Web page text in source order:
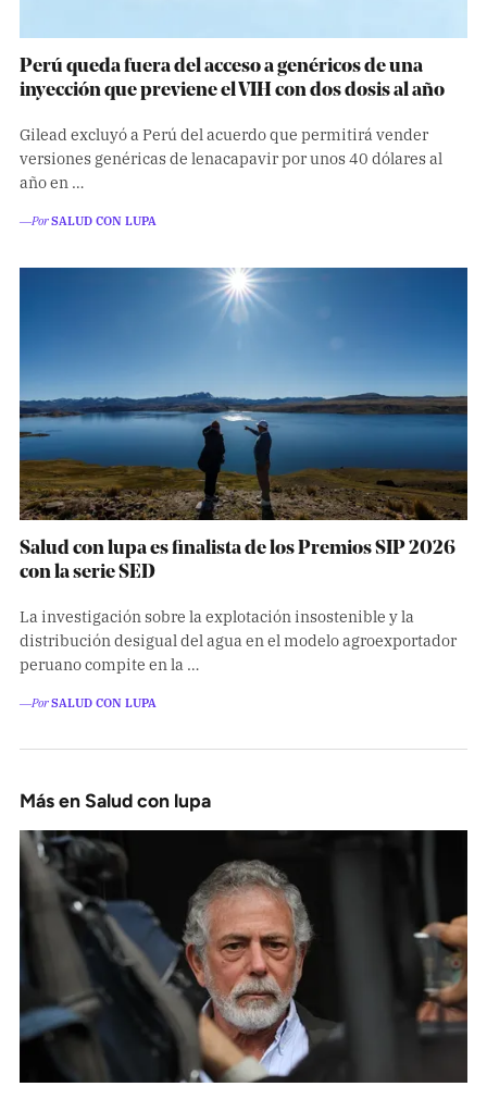
Perú queda fuera del acceso a genéricos de una
inyección que previene el VIH con dos dosis al año
Gilead excluyó a Perú del acuerdo que permitirá vender
versiones genéricas de lenacapavir por unos 40 dólares al
año en …
―PorSALUD CON LUPA
Salud con lupa es finalista de los Premios SIP 2026
con la serie SED
La investigación sobre la explotación insostenible y la
distribución desigual del agua en el modelo agroexportador
peruano compite en la …
―PorSALUD CON LUPA
Más en Salud con lupa